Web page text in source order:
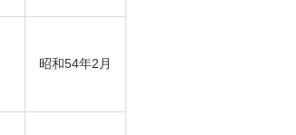
昭和54年2月